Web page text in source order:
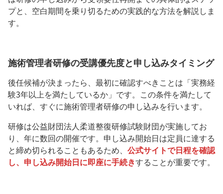
プと、空白期間を乗り切るための実践的な方法を解説しま
す。
施術管理者研修の受講優先度と申し込みタイミング
後任候補が決まったら、最初に確認すべきことは「実務経
験3年以上を満たしているか」です。この条件を満たして
いれば、すぐに施術管理者研修の申し込みを行います。
研修は公益財団法人柔道整復研修試験財団が実施してお
り、年に数回の開催です。申し込み開始日は定員に達する
と締め切られることもあるため、 公式サイトで日程を確認
し、申し込み開始日に即座に手続きすることが重要です。